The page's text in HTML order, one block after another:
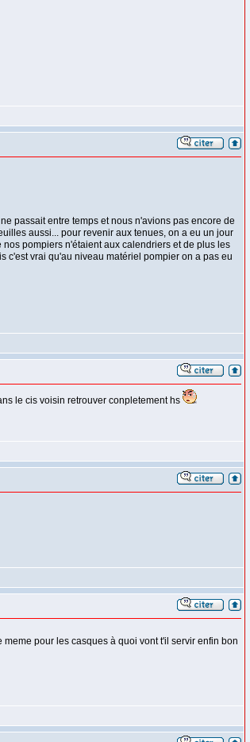
passait entre temps et nous n'avions pas encore de
aussi... pour revenir aux tenues, on a eu un jour
pompiers n'étaient aux calendriers et de plus les
c'est vrai qu'au niveau matériel pompier on a pas eu
le cis voisin retrouver conpletement hs
pour les casques à quoi vont t'il servir enfin bon